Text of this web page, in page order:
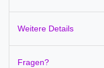
Weitere Details
Fragen?